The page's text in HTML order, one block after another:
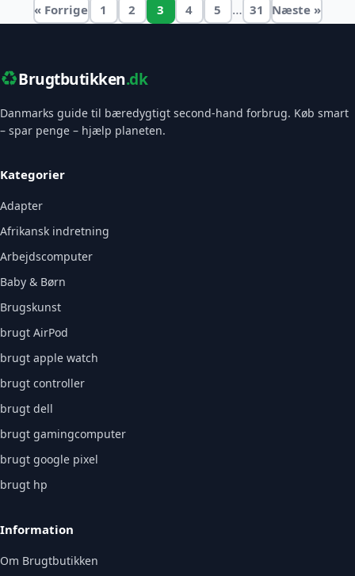
« Forrige 1 2 3 4 5 … 31 Næste »
♻️Brugtbutikken.dk
Danmarks guide til bæredygtigt second-hand forbrug. Køb smart
– spar penge – hjælp planeten.
Kategorier
Adapter
Afrikansk indretning
Arbejdscomputer
Baby & Børn
Brugskunst
brugt AirPod
brugt apple watch
brugt controller
brugt dell
brugt gamingcomputer
brugt google pixel
brugt hp
Information
Om Brugtbutikken